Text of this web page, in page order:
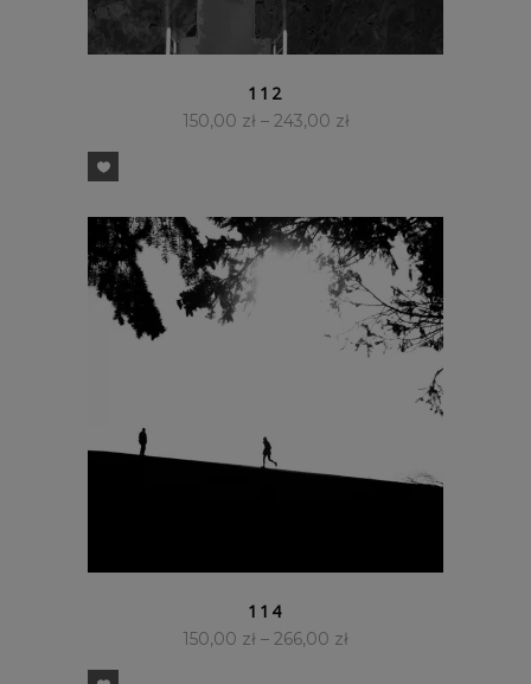
112
150,00 zł – 243,00 zł
114
150,00 zł – 266,00 zł